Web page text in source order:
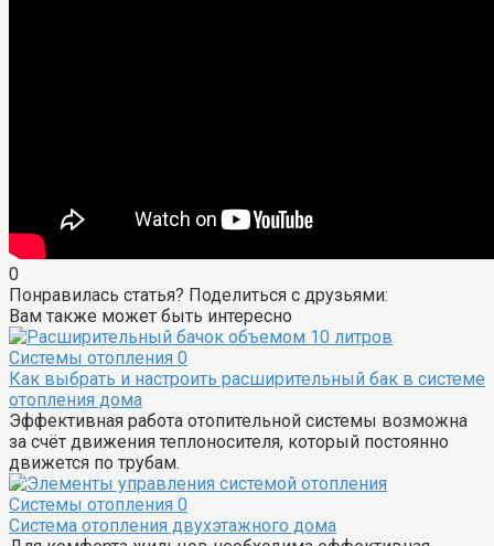
0
Понравилась статья? Поделиться с друзьями:
Вам также может быть интересно
Системы отопления 0
Как выбрать и настроить расширительный бак в системе
отопления дома
Эффективная работа отопительной системы возможна
за счёт движения теплоносителя, который постоянно
движется по трубам.
Системы отопления 0
Система отопления двухэтажного дома